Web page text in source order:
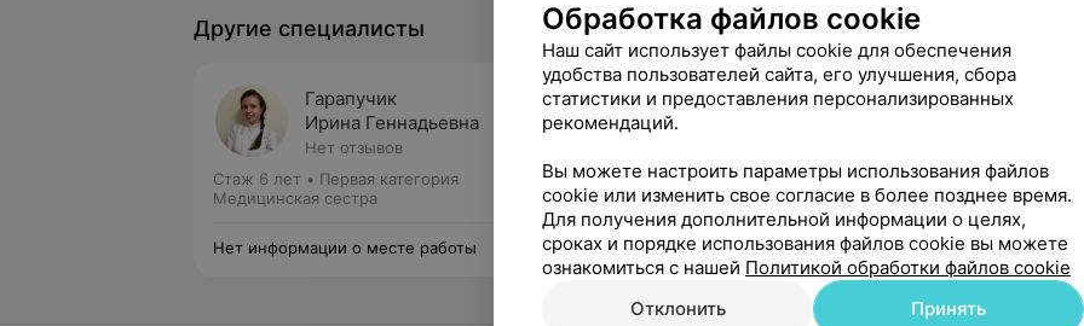
Другие специалисты
Гарапучик
Ирина Геннадьевна
Нет отзывов
Стаж 6 лет • Первая категория
Медицинская сестра
Нет информации о месте работы
Павлова
Стаж 19 лет •Первая категория
Медицинская сестра
Нет информации о месте работы
Обработка файлов cookie
Наш сайт использует файлы cookie для обеспечения
удобства пользователей сайта, его улучшения, сбора
статистики и предоставления персонализированных
рекомендаций.
Вы можете настроить параметры использования файлов
cookie или изменить свое согласие в более позднее время.
Для получения дополнительной информации о целях,
сроках и порядке использования файлов cookie вы можете
ознакомиться с нашей Политикой обработки файлов cookie
Отклонить
Принять